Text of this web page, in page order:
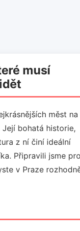
musí
měst na
bohatá historie,
z ní činí ideální
Připravili jsme
v Praze